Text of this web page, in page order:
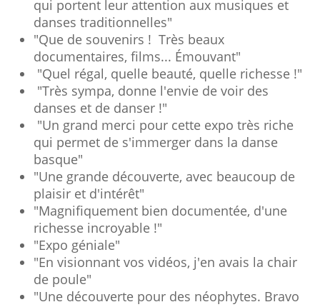
qui portent leur attention aux musiques et
danses traditionnelles"
"Que de souvenirs ! Très beaux
documentaires, films... Émouvant"
"Quel régal, quelle beauté, quelle richesse !"
"Très sympa, donne l'envie de voir des
danses et de danser !"
"Un grand merci pour cette expo très riche
qui permet de s'immerger dans la danse
basque"
"Une grande découverte, avec beaucoup de
plaisir et d'intérêt"
"Magnifiquement bien documentée, d'une
richesse incroyable !"
"Expo géniale"
"En visionnant vos vidéos, j'en avais la chair
de poule"
"Une découverte pour des néophytes. Bravo